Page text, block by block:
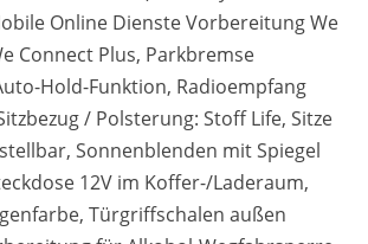
Online Dienste Vorbereitung We
Connect Plus, Parkbremse
Hold-Funktion, Radioempfang
/ Polsterung: Stoff Life, Sitze
Sonnenblenden mit Spiegel
12V im Koffer-/Laderaum,
Türgriffschalen außen